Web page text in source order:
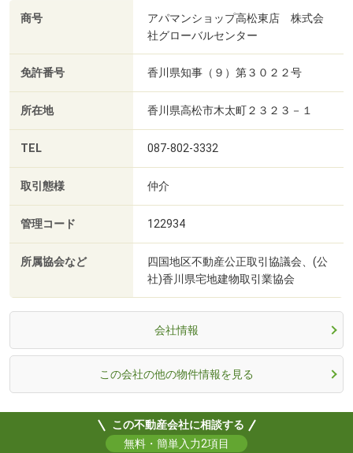
商号
アパマンショップ高松東店 株式会
社グローバルセンター
免許番号 香川県知事（９）第３０２２号
所在地 香川県高松市木太町２３２３－１
TEL 087-802-3332
取引態様 仲介
管理コード 122934
所属協会など
四国地区不動産公正取引協議会、(公
社)香川県宅地建物取引業協会
会社情報
この会社の他の物件情報を見る
この不動産会社に相談する
無料・簡単入力2項目